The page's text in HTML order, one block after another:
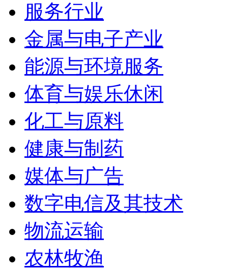
服务行业
金属与电子产业
能源与环境服务
体育与娱乐休闲
化工与原料
健康与制药
媒体与广告
数字电信及其技术
物流运输
农林牧渔